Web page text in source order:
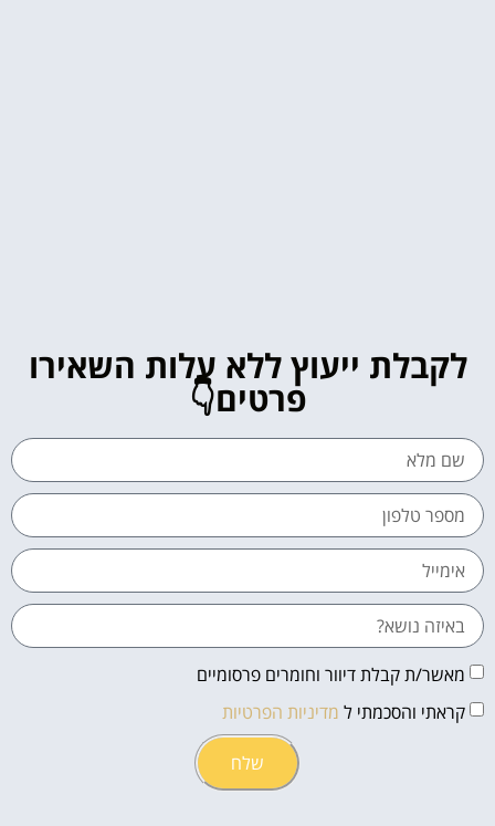
לקבלת ייעוץ ללא עלות השאירו
פרטים👇
מאשר/ת קבלת דיוור וחומרים פרסומיים
קראתי והסכמתי ל מדיניות הפרטיות
שלח